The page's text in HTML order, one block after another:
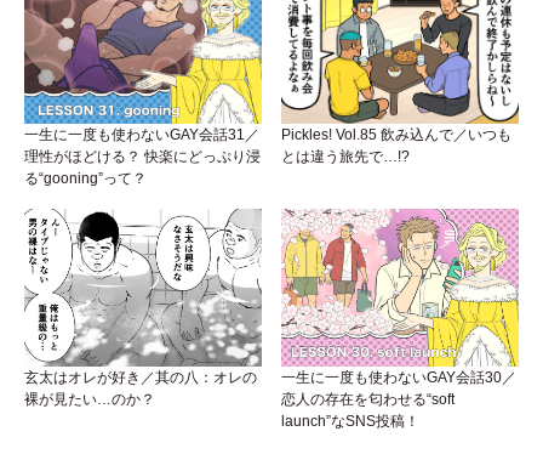
一生に一度も使わないGAY会話31／
理性がほどける？ 快楽にどっぷり浸
る“gooning”って？
Pickles! Vol.85 飲み込んで／いつも
とは違う旅先で…!?
玄太はオレが好き／其の八：オレの
裸が見たい…のか？
一生に一度も使わないGAY会話30／
恋人の存在を匂わせる“soft
launch”なSNS投稿！